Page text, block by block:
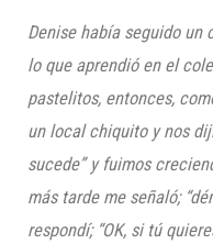
Denise había seguido un
lo que aprendió en el
pastelitos, entonces,
un local chiquito y nos
sucede” y fuimos
más tarde me señaló;
respondí; “OK, si tú